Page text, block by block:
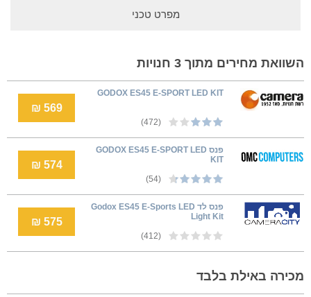
מפרט טכני
השוואת מחירים מתוך 3 חנויות
GODOX ES45 E-SPORT LED KIT
(472)
569 ₪
פנס GODOX ES45 E-SPORT LED
KIT
(54)
574 ₪
פנס לד Godox ES45 E-Sports LED
Light Kit
(412)
575 ₪
מכירה באילת בלבד